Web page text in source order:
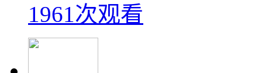
1961次观看